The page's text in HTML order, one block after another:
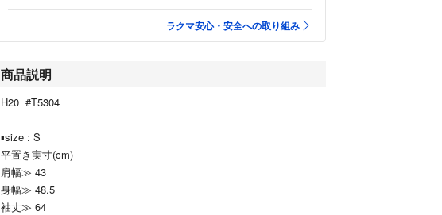
ラクマ安心・安全への取り組み
商品説明
H20 #T5304
▪size : S
平置き実寸(cm)
肩幅≫ 43
身幅≫ 48.5
袖丈≫ 64